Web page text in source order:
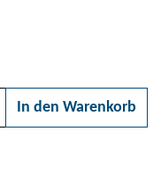
In den Warenkorb